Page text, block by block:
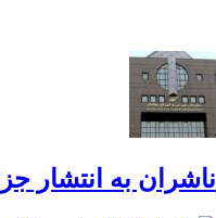
ناشران به انتشار